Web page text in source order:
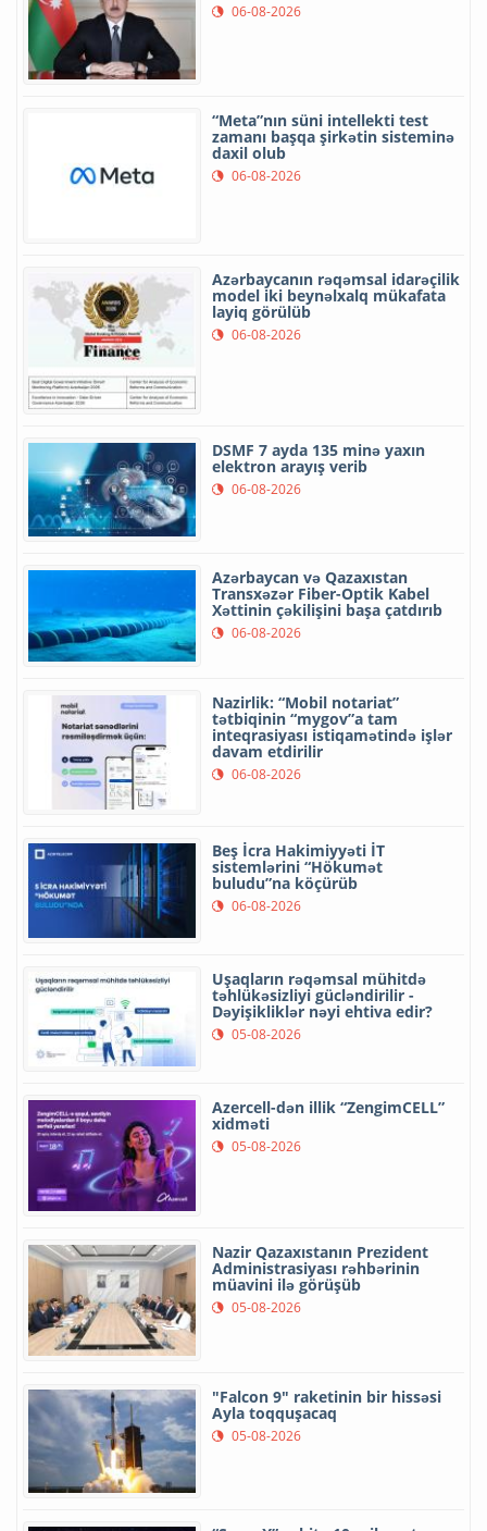
06-08-2026
“Meta”nın süni intellekti test
zamanı başqa şirkətin sisteminə
daxil olub
06-08-2026
Azərbaycanın rəqəmsal idarəçilik
model iki beynəlxalq mükafata
layiq görülüb
06-08-2026
DSMF 7 ayda 135 minə yaxın
elektron arayış verib
06-08-2026
Azərbaycan və Qazaxıstan
Transxəzər Fiber-Optik Kabel
Xəttinin çəkilişini başa çatdırıb
06-08-2026
Nazirlik: “Mobil notariat”
tətbiqinin “mygov”a tam
inteqrasiyası istiqamətində işlər
davam etdirilir
06-08-2026
Beş İcra Hakimiyyəti İT
sistemlərini “Hökumət
buludu”na köçürüb
06-08-2026
Uşaqların rəqəmsal mühitdə
təhlükəsizliyi gücləndirilir -
Dəyişikliklər nəyi ehtiva edir?
05-08-2026
Azercell-dən illik “ZengimCELL”
xidməti
05-08-2026
Nazir Qazaxıstanın Prezident
Administrasiyası rəhbərinin
müavini ilə görüşüb
05-08-2026
"Falcon 9" raketinin bir hissəsi
Ayla toqquşacaq
05-08-2026